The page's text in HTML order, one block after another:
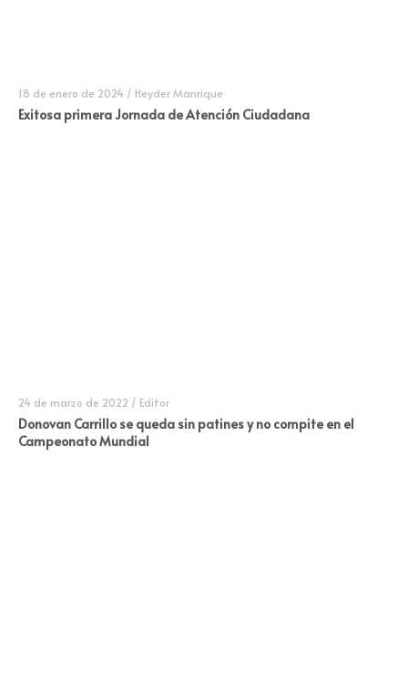
18 de enero de 2024 / Heyder Manrique
Exitosa primera Jornada de Atención Ciudadana
24 de marzo de 2022 / Editor
Donovan Carrillo se queda sin patines y no compite en el
Campeonato Mundial